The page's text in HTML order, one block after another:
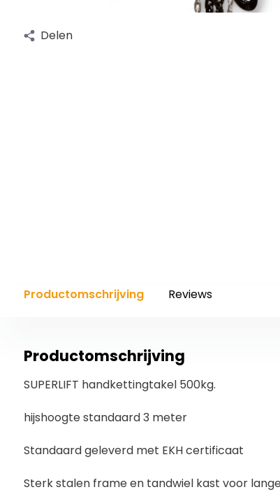
Delen
Productomschrijving Reviews
Productomschrijving
SUPERLIFT handkettingtakel 500kg.
hijshoogte standaard 3 meter
Standaard geleverd met EKH certificaat
Sterk stalen frame en tandwiel kast voor